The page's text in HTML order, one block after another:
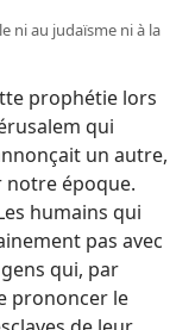
ni au judaïsme ni à la
prophétie lors
qui
un autre,
époque.
humains qui
pas avec
qui, par
prononcer le